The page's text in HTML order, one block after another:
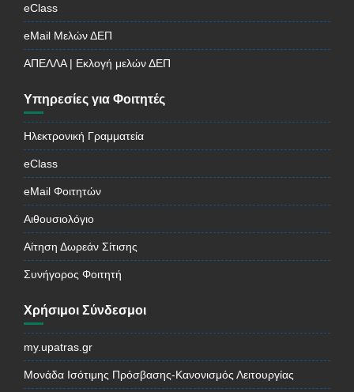
eClass
eMail Μελών ΔΕΠ
ΑΠΕΛΛΑ | Εκλογή μελών ΔΕΠ
Υπηρεσίες για Φοιτητές
Ηλεκτρονική Γραμματεία
eClass
eMail Φοιτητών
Αιθουσιολόγιο
Αίτηση Δωρεάν Σίτισης
Συνήγορος Φοιτητή
Χρήσιμοι Σύνδεσμοι
my.upatras.gr
Μονάδα Ισότιμης Πρόσβασης-Κανονισμός Λειτουργίας